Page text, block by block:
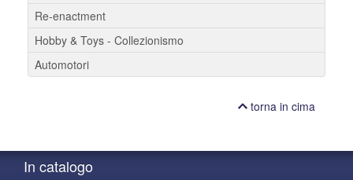
Re-enactment
Hobby & Toys - Collezionismo
Automotori
torna in cima
In catalogo